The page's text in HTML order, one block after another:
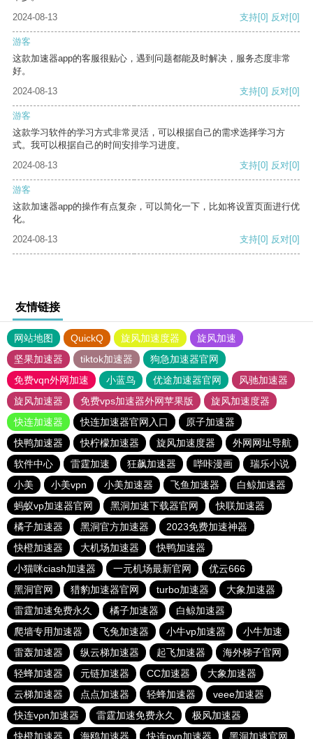
2024-08-13
支持[0] 反对[0]
游客
这款加速器app的客服很贴心，遇到问题都能及时解决，服务态度非常
好。
2024-08-13
支持[0] 反对[0]
游客
这款学习软件的学习方式非常灵活，可以根据自己的需求选择学习方
式。我可以根据自己的时间安排学习进度。
2024-08-13
支持[0] 反对[0]
游客
这款加速器app的操作有点复杂，可以简化一下，比如将设置页面进行优
化。
2024-08-13
支持[0] 反对[0]
友情链接
网站地图 QuickQ 旋风加速度器
旋风加速
坚果加速器
tiktok加速器
狗急加速器官网
免费vqn外网加速
小蓝鸟 优途加速器官网
风驰加速器
旋风加速器
免费vps加速器外网苹果版
旋风加速度器
快连加速器
快连加速器官网入口
原子加速器
快鸭加速器
快柠檬加速器 旋风加速度器
外网网址导航
软件中心
雷霆加速 狂飙加速器 哔咔漫画
瑞乐小说
小美
小美vpn 小美加速器 飞鱼加速器
白鲸加速器
蚂蚁vp加速器官网
黑洞加速下载器官网
快联加速器
橘子加速器
黑洞官方加速器
2023免费加速神器
快橙加速器
大机场加速器
快鸭加速器
小猫咪ciash加速器
一元机场最新官网
优云666
黑洞官网
猎豹加速器官网 turbo加速器
大象加速器
雷霆加速免费永久
橘子加速器
白鲸加速器
爬墙专用加速器
飞兔加速器 小牛vp加速器
小牛加速
雷轰加速器
纵云梯加速器 起飞加速器
海外梯子官网
轻蜂加速器
元链加速器 CC加速器
大象加速器
云梯加速器
点点加速器 轻蜂加速器
veee加速器
快连vρn加速器
雷霆加速免费永久
极风加速器
快橙加速器
海鸥加速器 快连pvn加速器 黑洞加速官网